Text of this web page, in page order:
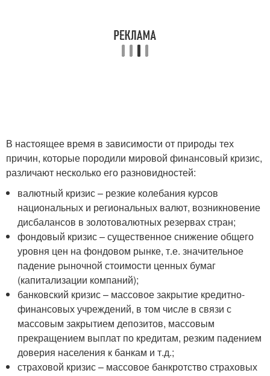
В настоящее время в зависимости от природы тех
причин, которые породили мировой финансовый кризис,
различают несколько его разновидностей:
валютный кризис – резкие колебания курсов
национальных и региональных валют, возникновение
дисбалансов в золотовалютных резервах стран;
фондовый кризис – существенное снижение общего
уровня цен на фондовом рынке, т.е. значительное
падение рыночной стоимости ценных бумаг
(капитализации компаний);
банковский кризис – массовое закрытие кредитно-
финансовых учреждений, в том числе в связи с
массовым закрытием депозитов, массовым
прекращением выплат по кредитам, резким падением
доверия населения к банкам и т.д.;
страховой кризис – массовое банкротство страховых